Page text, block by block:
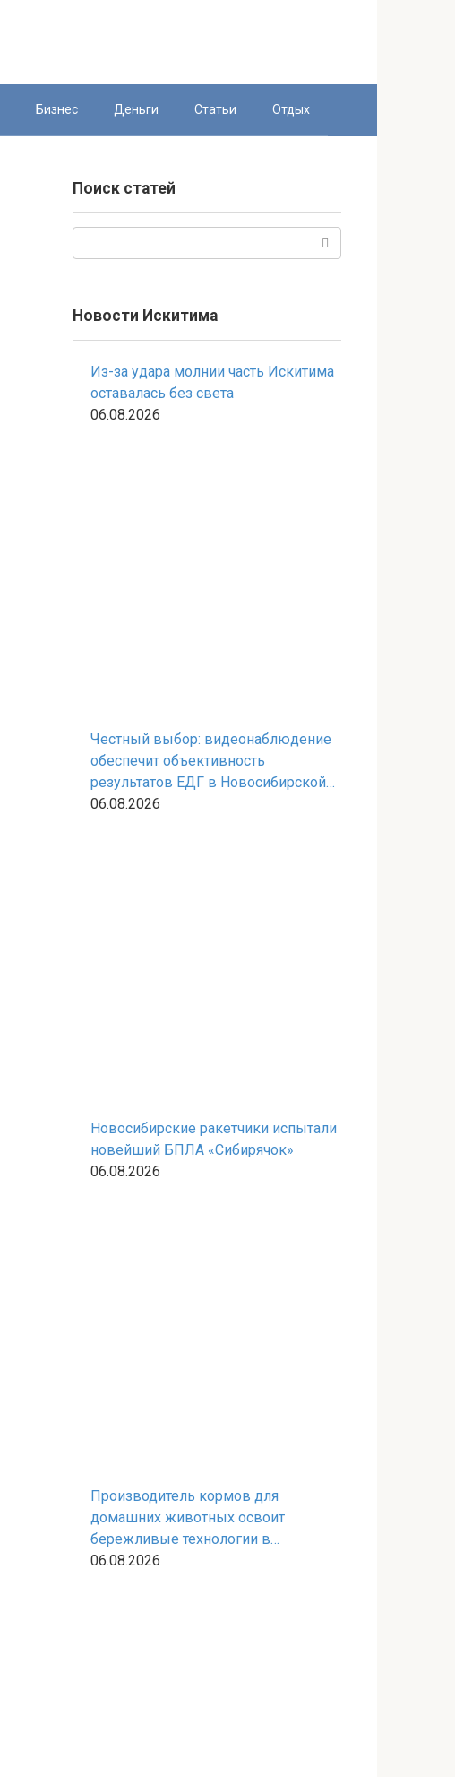
Бизнес Деньги Статьи Отдых
Поиск статей
Новости Искитима
Из-за удара молнии часть Искитима
оставалась без света
06.08.2026
Честный выбор: видеонаблюдение
обеспечит объективность
результатов ЕДГ в Новосибирской
области
06.08.2026
Новосибирские ракетчики испытали
новейший БПЛА «Сибирячок»
06.08.2026
Производитель кормов для
домашних животных освоит
бережливые технологии в
федпроекте
06.08.2026